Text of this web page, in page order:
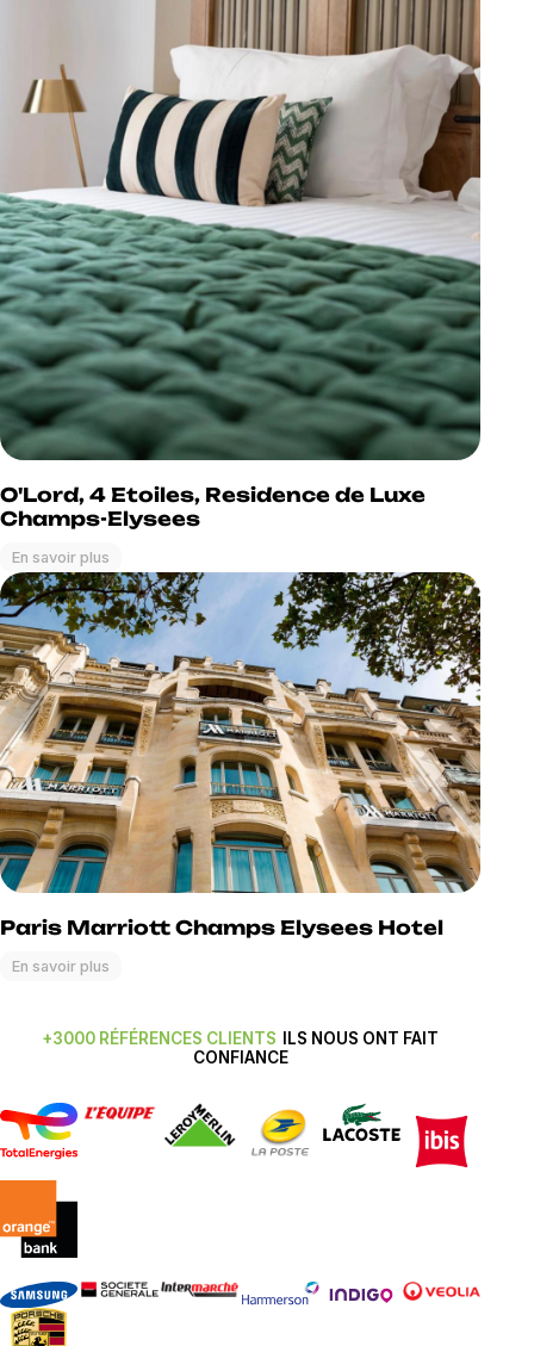
O'Lord, 4 Etoiles, Residence de Luxe
Champs-Elysees
En savoir plus
Paris Marriott Champs Elysees Hotel
En savoir plus
+3000 RÉFÉRENCES CLIENTS
ILS NOUS ONT FAIT
CONFIANCE